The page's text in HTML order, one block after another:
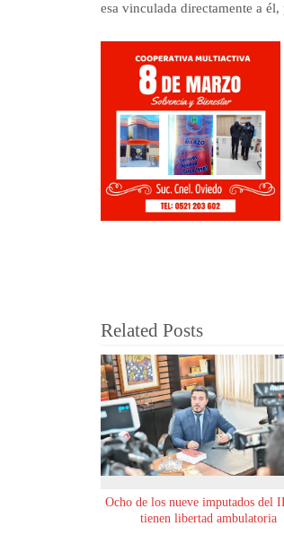
esa vinculada directamente a
Related Posts
Ocho de los nueve imputados del
tienen libertad ambulatoria